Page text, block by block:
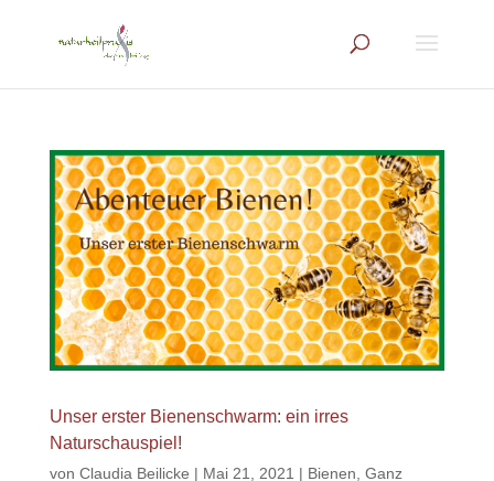
Unser erster Bienenschwarm: ein irres
Naturschauspiel!
von Claudia Beilicke | Mai 21, 2021 | Bienen Ganz